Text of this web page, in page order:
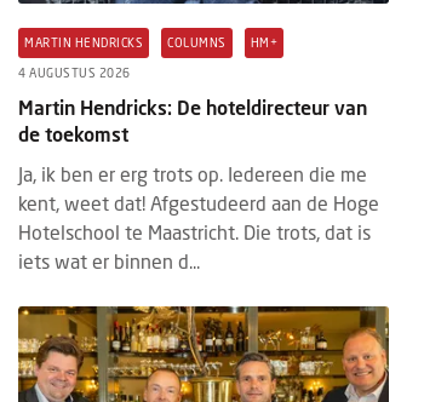
MARTIN HENDRICKS COLUMNS HM+
4 AUGUSTUS 2026
Martin Hendricks: De hoteldirecteur van
de toekomst
Ja, ik ben er erg trots op. Iedereen die me
kent, weet dat! Afgestudeerd aan de Hoge
Hotelschool te Maastricht. Die trots, dat is
iets wat er binnen d...